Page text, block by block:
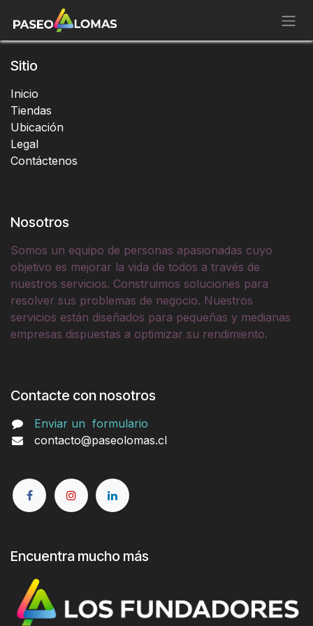
Ir al contenido
Sitio
Inicio
Tiendas
Ubicación
Legal
Contáctenos
Nosotros
Somos un equipo de personas apasionadas cuyo
objetivo es mejorar la vida de todos a través de
nuestros servicios. Construimos soluciones para
resolver sus problemas de negocio. Nuestros
servicios están diseñados para pequeñas y medianas
empresas dispuestas a optimizar su rendimiento.
Contacte con nosotros
Enviar un formulario
contacto@paseolomas.cl
Encuentra mucho más